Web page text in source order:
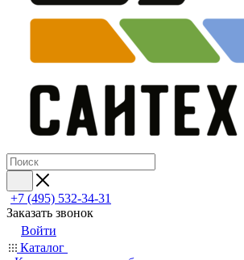
+7 (495) 532‑34‑31
Заказать звонок
Войти
Каталог